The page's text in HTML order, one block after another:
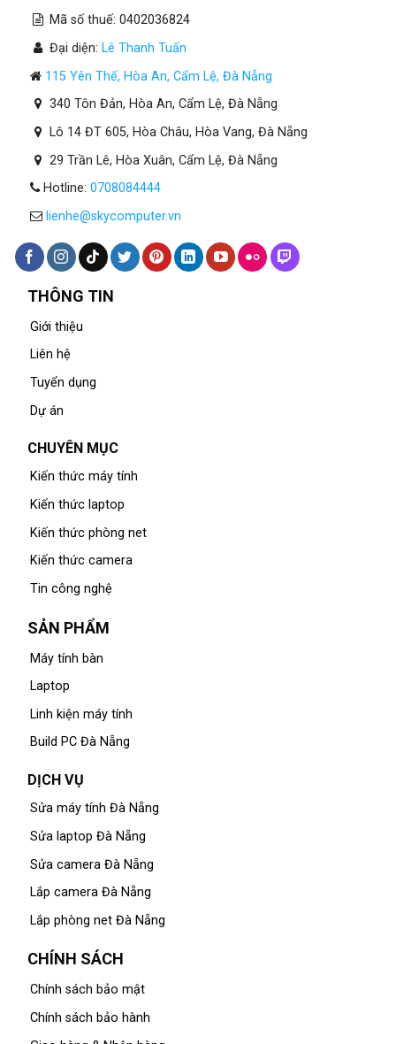
Mã số thuế: 0402036824
Đại diện: Lê Thanh Tuấn
115 Yên Thế, Hòa An, Cẩm Lệ, Đà Nẵng
340 Tôn Đản, Hòa An, Cẩm Lệ, Đà Nẵng
Lô 14 ĐT 605, Hòa Châu, Hòa Vang, Đà Nẵng
29 Trần Lê, Hòa Xuân, Cẩm Lệ, Đà Nẵng
Hotline: 0708084444
lienhe@skycomputer.vn
THÔNG TIN
Giới thiệu
Liên hệ
Tuyển dụng
Dự án
CHUYÊN MỤC
Kiến thức máy tính
Kiến thức laptop
Kiến thức phòng net
Kiến thức camera
Tin công nghệ
SẢN PHẨM
Máy tính bàn
Laptop
Linh kiện máy tính
Build PC Đà Nẵng
DỊCH VỤ
Sửa máy tính Đà Nẵng
Sửa laptop Đà Nẵng
Sửa camera Đà Nẵng
Lắp camera Đà Nẵng
Lắp phòng net Đà Nẵng
CHÍNH SÁCH
Chính sách bảo mật
Chính sách bảo hành